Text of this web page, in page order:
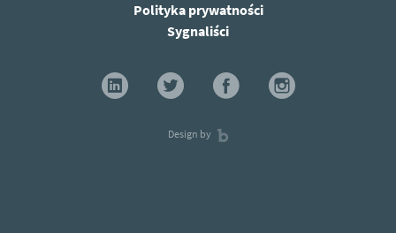
Polityka prywatności
Sygnaliści
Design by